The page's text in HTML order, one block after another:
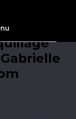
19